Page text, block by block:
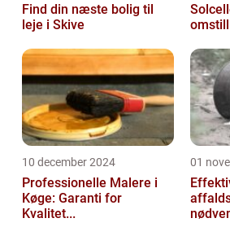
Find din næste bolig til
leje i Skive
10 december 2024
Professionelle Malere i
Køge: Garanti for
Kvalitet...
01